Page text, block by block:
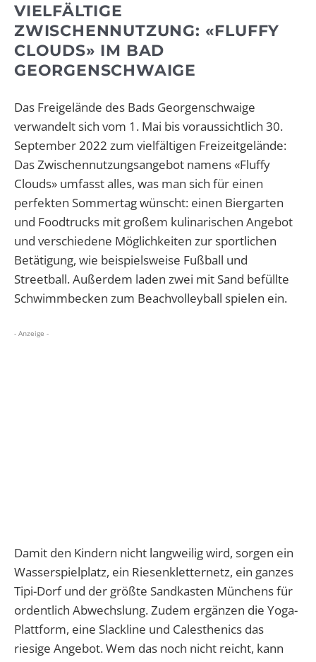
VIELFÄLTIGE
ZWISCHENNUTZUNG: «FLUFFY
CLOUDS» IM BAD
GEORGENSCHWAIGE
Das Freigelände des Bads Georgenschwaige
verwandelt sich vom 1. Mai bis voraussichtlich 30.
September 2022 zum vielfältigen Freizeitgelände:
Das Zwischennutzungsangebot namens «Fluffy
Clouds» umfasst alles, was man sich für einen
perfekten Sommertag wünscht: einen Biergarten
und Foodtrucks mit großem kulinarischen Angebot
und verschiedene Möglichkeiten zur sportlichen
Betätigung, wie beispielsweise Fußball und
Streetball. Außerdem laden zwei mit Sand befüllte
Schwimmbecken zum Beachvolleyball spielen ein.
- Anzeige -
Damit den Kindern nicht langweilig wird, sorgen ein
Wasserspielplatz, ein Riesenkletternetz, ein ganzes
Tipi-Dorf und der größte Sandkasten Münchens für
ordentlich Abwechslung. Zudem ergänzen die Yoga-
Plattform, eine Slackline und Calesthenics das
riesige Angebot. Wem das noch nicht reicht, kann